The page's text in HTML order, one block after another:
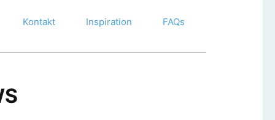
Kontakt Inspiration FAQs